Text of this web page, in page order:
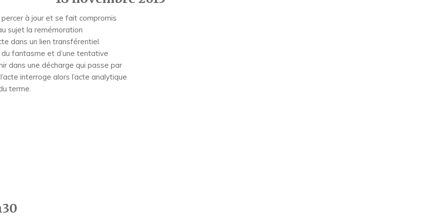
percer à jour et se fait compromis
sujet la remémoration
dans un lien transférentiel.
fantasme et d’une tentative
dans une décharge qui passe par
interroge alors l’acte analytique
terme.